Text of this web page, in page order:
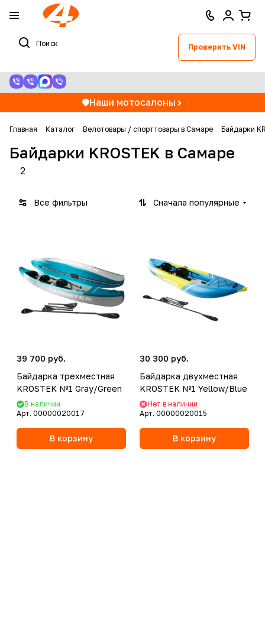
Проверить VIN
Наши мотосалоны
Главная Каталог Велотовары / спорттовары в Самаре Байдарки
Байдарки KROSTEK в Самаре
2
Все фильтры Сначала популярные
39 700 руб.
Байдарка трехместная
KROSTEK №1 Gray/Green
В наличии
Арт. 00000020017
В корзину
30 300 руб.
Байдарка двухместная
KROSTEK №1 Yellow/Blue
Нет в наличии
Арт. 00000020015
В корзину